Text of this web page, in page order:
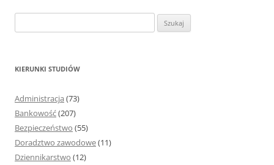
z
KIERUNKI STUDIÓW
Administracja (73)
Bankowość(207)
Bezpieczeństwo (55)
Doradztwo zawodowe(11)
Dziennikarstwo (12)